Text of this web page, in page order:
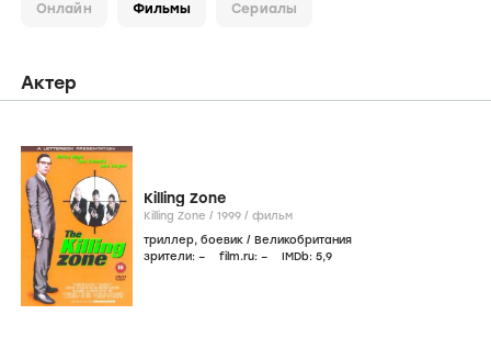
Онлайн Фильмы Сериалы
Актер
Killing Zone
Killing Zone / 1999 / фильм
триллер, боевик / Великобритания
зрители: – film.ru: – IMDb: 5,9